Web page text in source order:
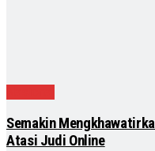
Semakin
Atasi Judi Online